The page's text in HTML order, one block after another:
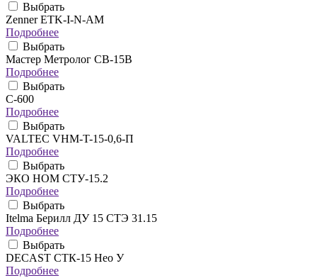
Выбрать
Zenner ETK-I-N-AM
Подробнее
Выбрать
Мастер Метролог СВ-15В
Подробнее
Выбрать
C-600
Подробнее
Выбрать
VALTEC VHM-T-15-0,6-П
Подробнее
Выбрать
ЭКО НОМ СТУ-15.2
Подробнее
Выбрать
Itelma Берилл ДУ 15 СТЭ 31.15
Подробнее
Выбрать
DECAST СТК-15 Нео У
Подробнее